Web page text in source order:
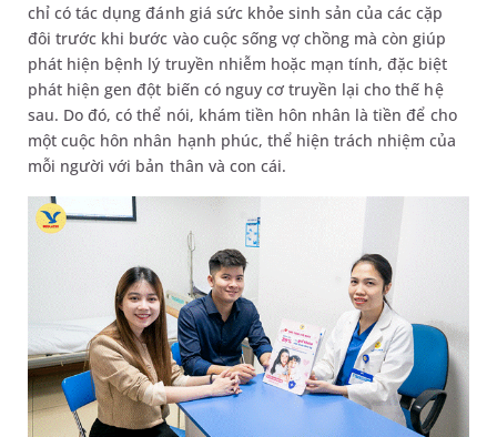
chỉ có tác dụng đánh giá sức khỏe sinh sản của các cặp
đôi trước khi bước vào cuộc sống vợ chồng mà còn giúp
phát hiện bệnh lý truyền nhiễm hoặc mạn tính, đặc biệt
phát hiện gen đột biến có nguy cơ truyền lại cho thế hệ
sau. Do đó, có thể nói, khám tiền hôn nhân là tiền để cho
một cuộc hôn nhân hạnh phúc, thể hiện trách nhiệm của
mỗi người với bản thân và con cái.